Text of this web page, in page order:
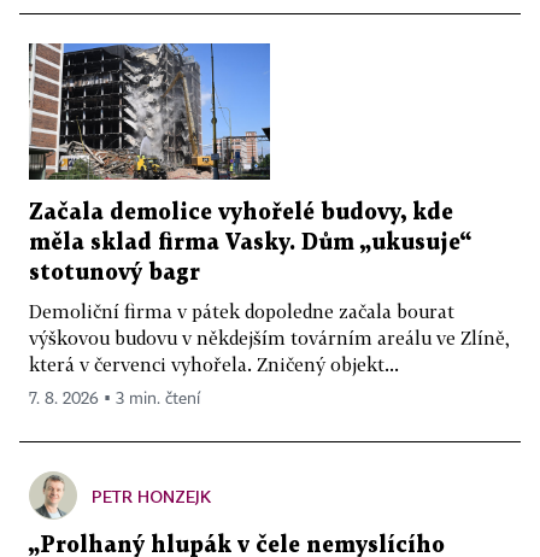
Začala demolice vyhořelé budovy, kde
měla sklad firma Vasky. Dům „ukusuje“
stotunový bagr
Demoliční firma v pátek dopoledne začala bourat
výškovou budovu v někdejším továrním areálu ve Zlíně,
která v červenci vyhořela. Zničený objekt...
7. 8. 2026 ▪ 3 min. čtení
PETR HONZEJK
„Prolhaný hlupák v čele nemyslícího